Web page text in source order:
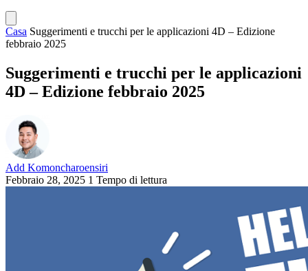
Casa Suggerimenti e trucchi per le applicazioni 4D – Edizione
febbraio 2025
Suggerimenti e trucchi per le applicazioni
4D – Edizione febbraio 2025
Add Komoncharoensiri
Febbraio 28, 2025 1 Tempo di lettura